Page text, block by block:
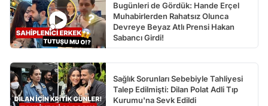
Bugünleri de Gördük: Hande Erçel
Muhabirlerden Rahatsız Olunca
Devreye Beyaz Atlı Prensi Hakan
Sabancı Girdi!
Sağlık Sorunları Sebebiyle Tahliyesi
Talep Edilmişti: Dilan Polat Adli Tıp
Kurumu'na Sevk Edildi